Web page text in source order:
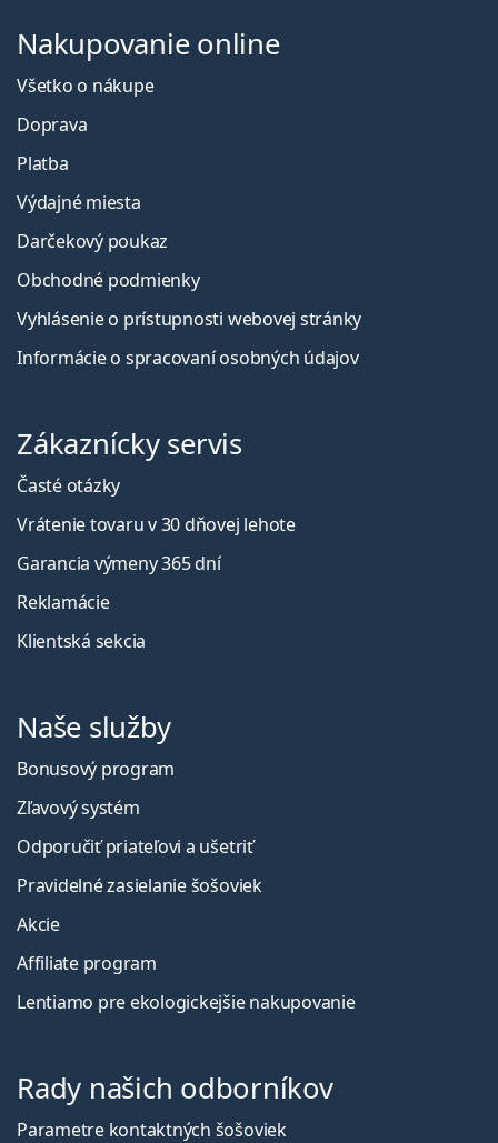
Nakupovanie online
Všetko o nákupe
Doprava
Platba
Výdajné miesta
Darčekový poukaz
Obchodné podmienky
Vyhlásenie o prístupnosti webovej stránky
Informácie o spracovaní osobných údajov
Zákaznícky servis
Časté otázky
Vrátenie tovaru v 30 dňovej lehote
Garancia výmeny 365 dní
Reklamácie
Klientská sekcia
Naše služby
Bonusový program
Zľavový systém
Odporučiť priateľovi a ušetriť
Pravidelné zasielanie šošoviek
Akcie
Affiliate program
Lentiamo pre ekologickejšie nakupovanie
Rady našich odborníkov
Parametre kontaktných šošoviek